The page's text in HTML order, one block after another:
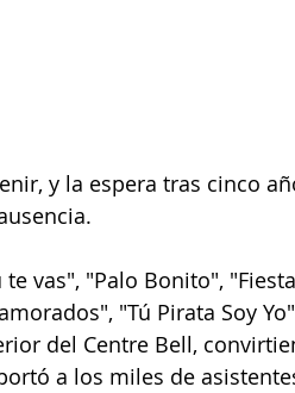
y la espera tras cinco
vas", "Palo Bonito",
"Tú Pirata Soy
del Centre Bell,
a los miles de